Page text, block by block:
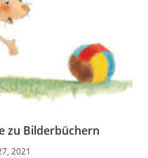
zu Bilderbüchern
2021